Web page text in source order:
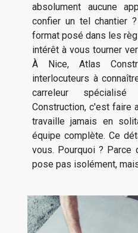
absolument aucune
confier un tel chantier
format posé dans les
intérêt à vous tourner
À Nice, Atlas
interlocuteurs à
carreleur
Construction, c'est faire
travaille jamais en
équipe complète. Ce
vous. Pourquoi ? Parce
pose pas isolément,